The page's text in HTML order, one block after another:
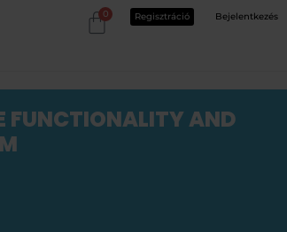
0 Regisztráció Bejelentkezés
FUNCTIONALITY AND